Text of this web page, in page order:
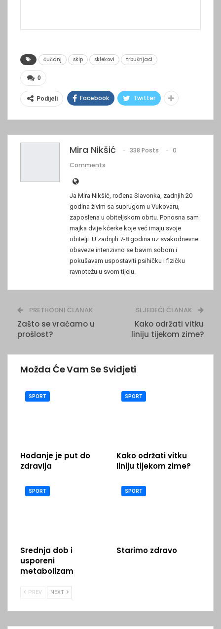
čučanj skip sklekovi trbušnjaci
0
Podijeli Facebook Twitter
Mira Nikšić 338 Posts
0
Comments
Ja Mira Nikšić, rođena Slavonka, zadnjih 20
godina živim sa suprugom u Vukovaru,
zaposlena u obiteljskom obrtu. Ponosna sam
majka dvije kćerke koje već imaju svoje
obitelji. U zadnjih 7-8 godina uz svakodnevne
obaveze intenzivno se bavim sobom i
pokušavam uspostaviti psihičku i fizičku
ravnotežu u svom tijelu.
PRETHODNI ČLANAK
Zašto se vraćamo u
prošlost?
SLJEDEĆI ČLANAK
Kako održati vitku
liniju tijekom zime?
Možda Će Vam Se Svidjeti
SPORT
Hodanje je put do
zdravlja
SPORT
Kako održati vitku
liniju tijekom zime?
SPORT
Srednja dob i
usporeni
metabolizam
SPORT
Starimo zdravo
PREV NEXT